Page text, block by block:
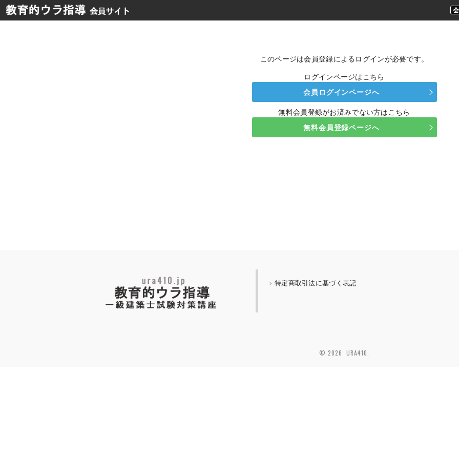
このページは会員登録によるログインが必要です。
ログインページはこちら
会員ログインページへ
無料会員登録がお済みでない方はこちら
無料会員登録ページへ
特定商取引法に基づく表記
© 2026 URA410.